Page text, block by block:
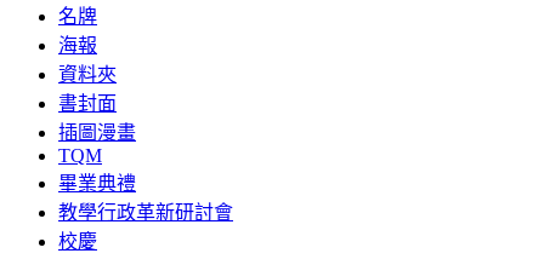
名牌
海報
資料夾
書封面
插圖漫畫
TQM
畢業典禮
教學行政革新研討會
校慶